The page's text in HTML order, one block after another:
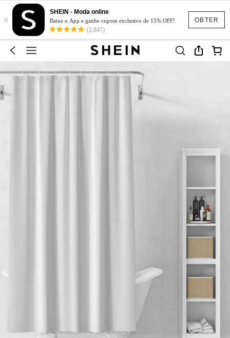
OBTER
×
SHEIN - Moda online
Baixe o App e ganhe cupom exclusivo de 15% OFF!
(2,847)